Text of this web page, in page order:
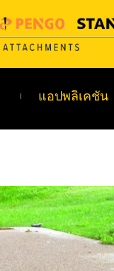
แอปพลิเคชัน